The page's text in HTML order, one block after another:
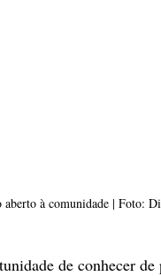
aberto à comunidade | Foto:
de conhecer de